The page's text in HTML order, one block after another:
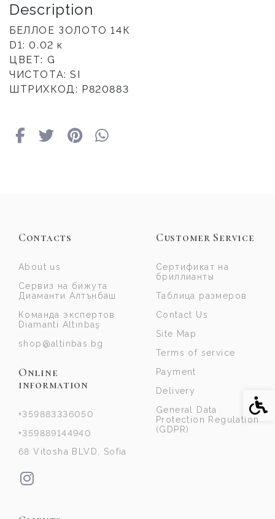
Description
БЕЛЛОЕ ЗОЛОТО 14К
D1: 0.02 к
ЦВЕТ: G
ЧИСТОТА: SI
ШТРИХКОД: Р820883
Contacts
About us
Сервиз на бижута
Диаманти Алтънбаш
Команда экспертов
Diamanti Altınbaş
shop@altinbas.bg
Online
information
+359883336050
+359889144940
68 Vitosha BLVD, Sofia
Customer Service
Сертификат на
бриллианты
Таблица размеров
Contact Us
Site Map
Terms of service
Payment
Delivery
General Data
Protection Regulation
(GDPR)